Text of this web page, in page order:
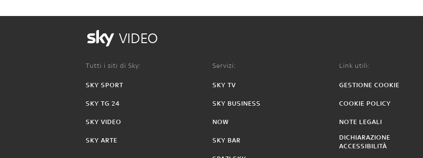
VIDEO
Tutti i siti di Sky:
SKY SPORT
SKY TG 24
SKY VIDEO
SKY ARTE
Servizi:
SKY TV
SKY BUSINESS
NOW
SKY BAR
Link utili:
GESTIONE COOKIE
COOKIE POLICY
NOTE LEGALI
DICHIARAZIONE
ACCESSIBILITÀ